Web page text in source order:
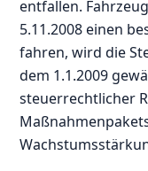
entfallen.
5.11.2008 einen
fahren, wird die
dem 1.1.2009
steuerrechtlicher